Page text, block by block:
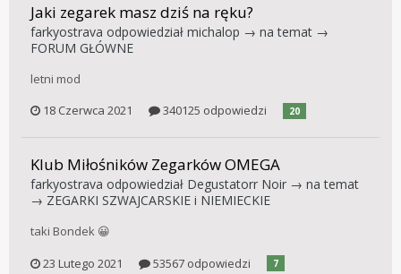
Jaki zegarek masz dziś na ręku?
farkyostrava odpowiedział michalop → na temat →
FORUM GŁÓWNE
letni mod
18 Czerwca 2021
340125 odpowiedzi 20
Klub Miłośników Zegarków OMEGA
farkyostrava odpowiedział Degustatorr Noir → na temat
→ ZEGARKI SZWAJCARSKIE i NIEMIECKIE
taki Bondek 😀
23 Lutego 2021
53567 odpowiedzi 7